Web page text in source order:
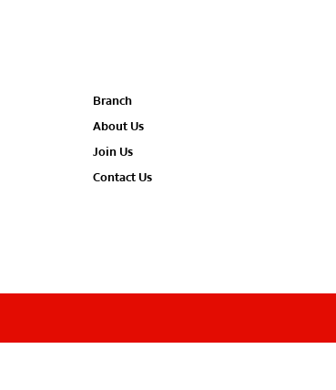
Branch
About Us
Join Us
Contact Us